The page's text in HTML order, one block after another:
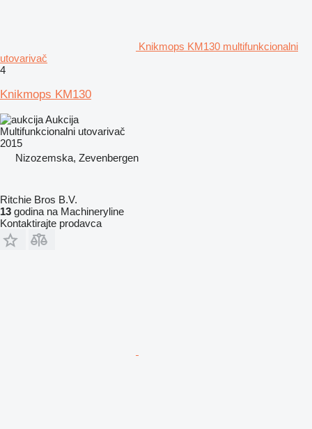
Knikmops KM130 multifunkcionalni
utovarivač
4
Knikmops KM130
Aukcija
Multifunkcionalni utovarivač
2015
Nizozemska, Zevenbergen
Ritchie Bros B.V.
13 godina na Machineryline
Kontaktirajte prodavca